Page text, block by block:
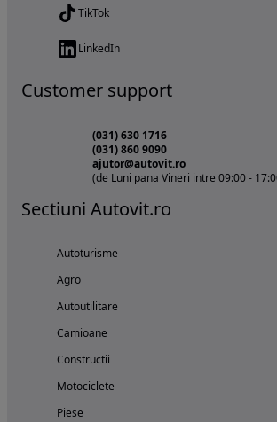
TikTok
LinkedIn
Customer support
(031) 630 1716
(031) 860 9090
ajutor@autovit.ro
(de Luni pana Vineri intre 09:00 -
Sectiuni Autovit.ro
Autoturisme
Agro
Autoutilitare
Camioane
Constructii
Motociclete
Piese